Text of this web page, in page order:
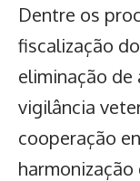
Dentre os
fiscalização
eliminação de
vigilância
cooperação